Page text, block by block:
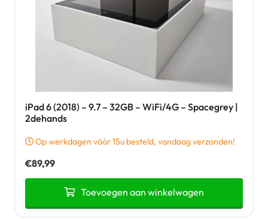
iPad 6 (2018) – 9.7 – 32GB – WiFi/4G – Spacegrey |
2dehands
Op werkdagen vóór 15u besteld, vandaag verzonden!
€89,99
Toevoegen aan winkelwagen